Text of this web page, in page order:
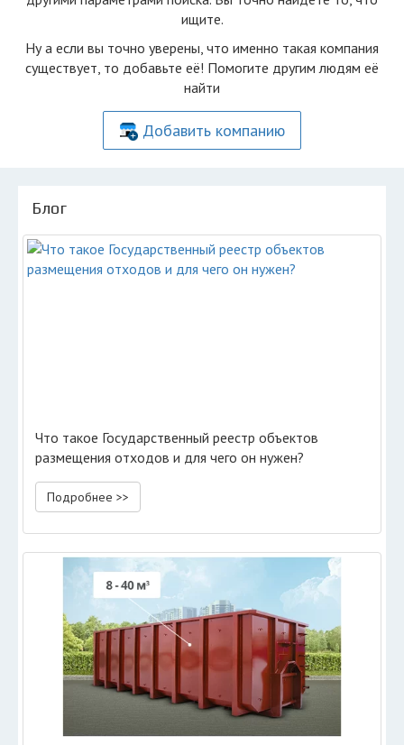
ищите.
Ну а если вы точно уверены, что именно такая компания
существует, то добавьте её! Помогите другим людям её
найти
Добавить компанию
Блог
Что такое Государственный реестр объектов
размещения отходов и для чего он нужен?
Подробнее >>